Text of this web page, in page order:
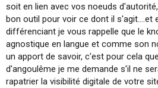
soit en lien avec vos noeuds
bon outil pour voir ce dont il
différenciant je vous rappelle que le
agnostique en langue et comme son
un apport de savoir, c'est pour cela
d'angoulême je me demande s'il ne
rapatrier la visibilité digitale de votre